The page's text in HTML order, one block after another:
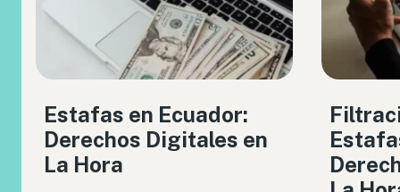
Estafas en Ecuador:
Derechos Digitales en
La Hora